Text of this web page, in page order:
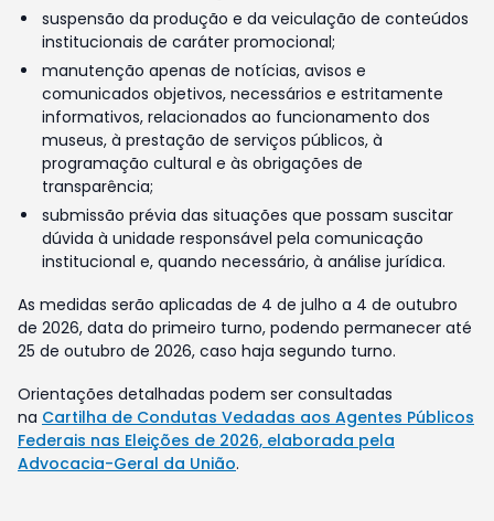
suspensão da produção e da veiculação de conteúdos
institucionais de caráter promocional;
manutenção apenas de notícias, avisos e
comunicados objetivos, necessários e estritamente
informativos, relacionados ao funcionamento dos
museus, à prestação de serviços públicos, à
programação cultural e às obrigações de
transparência;
submissão prévia das situações que possam suscitar
dúvida à unidade responsável pela comunicação
institucional e, quando necessário, à análise jurídica.
As medidas serão aplicadas de 4 de julho a 4 de outubro
de 2026, data do primeiro turno, podendo permanecer até
25 de outubro de 2026, caso haja segundo turno.
Orientações detalhadas podem ser consultadas
na Cartilha de Condutas Vedadas aos Agentes Públicos
Federais nas Eleições de 2026, elaborada pela
Advocacia-Geral da União.